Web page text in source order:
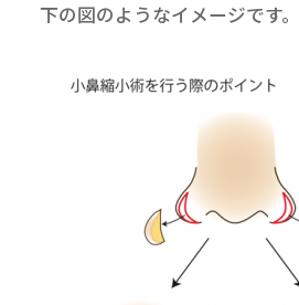
下の図のようなイメージです。